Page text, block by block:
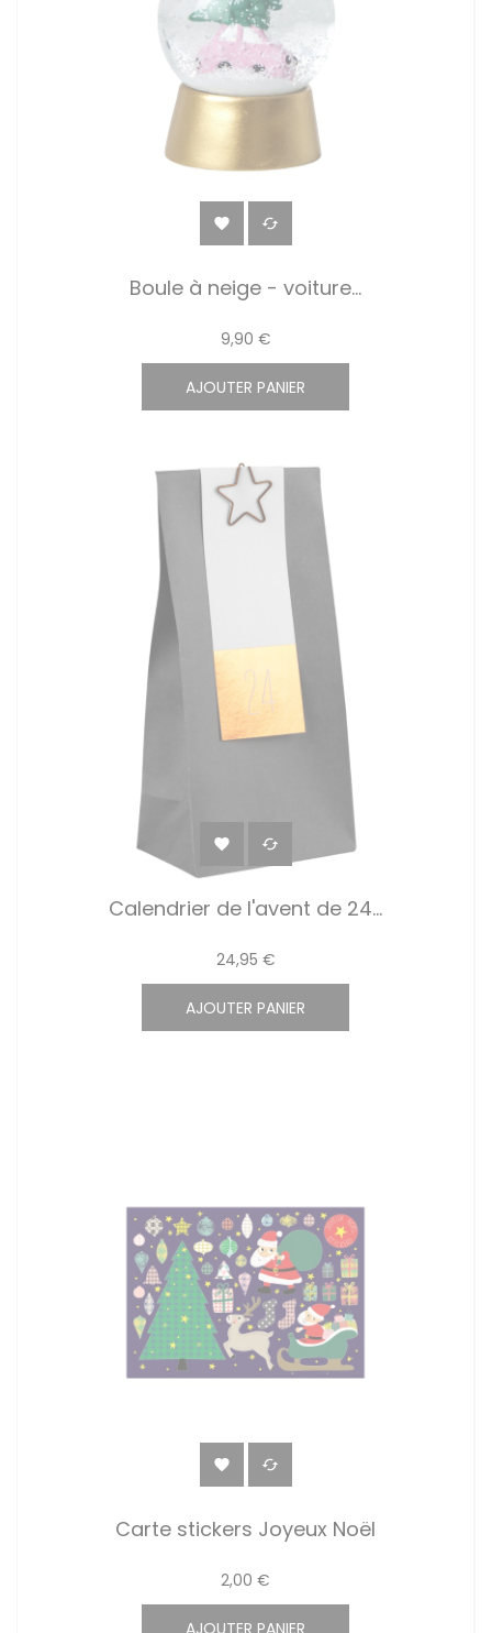
 
Boule à neige - voiture...
9,90 €
AJOUTER PANIER
 
Calendrier de l'avent de 24...
24,95 €
AJOUTER PANIER
 
Carte stickers Joyeux Noël
2,00 €